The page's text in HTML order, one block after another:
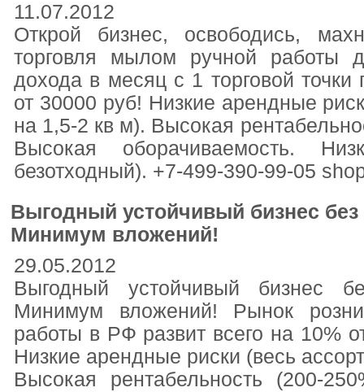
11.07.2012
Открой бизнес, освободись,
торговля мылом ручной работы
дохода в месяц с 1 торговой
от 30000 руб! Низкие арендные
на 1,5-2 кв м). Высокая
Высокая оборачиваемость.
безотходный). +7-499-390-99-05
Выгодный устойчивый бизнес без
Минимум вложений!
29.05.2012
Выгодный устойчивый бизнес
Минимум вложений! Рынок
работы в РФ развит всего на 10%
Низкие арендные риски (весь
Высокая рентабельность (200-